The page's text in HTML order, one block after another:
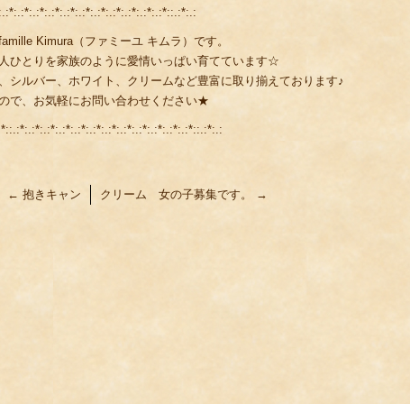
Kimura（ファミーユ キムラ）です。
ひとりを家族のように愛情いっぱい育てています☆
シルバー、ホワイト、クリームなど豊富に取り揃えております♪
で、お気軽にお問い合わせください★
← 抱きキャン クリーム 女の子募集です。 →